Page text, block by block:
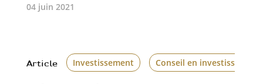
04 juin 2021
Article Investissement Conseil en investissement